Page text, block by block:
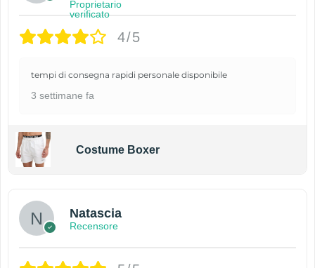
4/5
tempi di consegna rapidi personale disponibile
3 settimane fa
Costume Boxer
Natascia
Recensore